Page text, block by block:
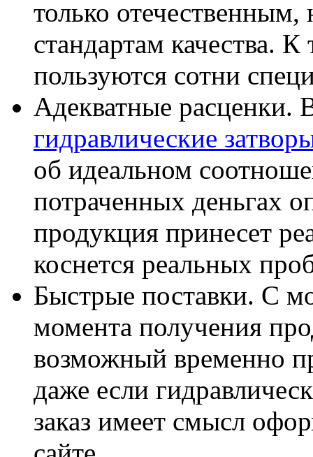
только
стандартам качества.
пользуются сотни
Адекватные
гидравлические
об идеальном
потраченных деньгах
продукция принесет
коснется реальных
Быстрые поставки. С
момента получения
возможный временно
даже если
заказ имеет смысл